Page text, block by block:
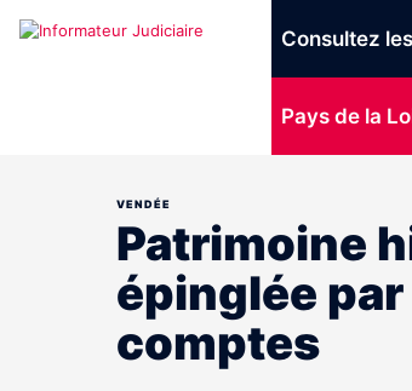
Consultez
Pays de la
VENDÉE
Patrimoine
épinglée
comptes